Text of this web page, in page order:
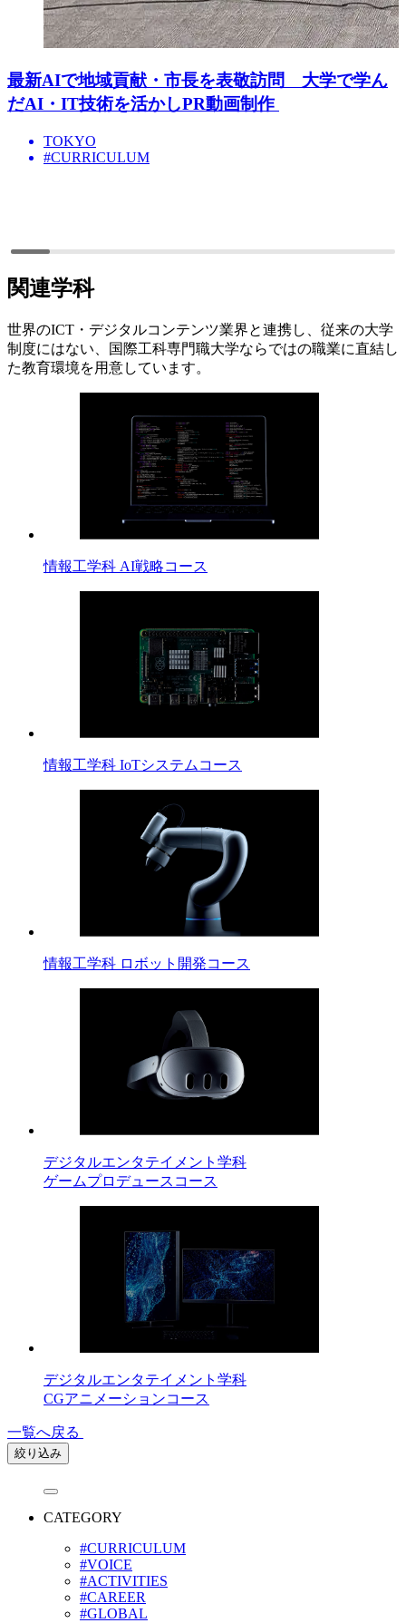
最新AIで地域貢献・市長を表敬訪問 大学で学ん
だAI・IT技術を活かしPR動画制作
TOKYO
#CURRICULUM
関連学科
世界のICT・デジタルコンテンツ業界と連携し、従来の大学
制度にはない、国際工科専門職大学ならではの職業に直結し
た教育環境を用意しています。
情報工学科 AI戦略コース
情報工学科 IoTシステムコース
情報工学科 ロボット開発コース
デジタルエンタテイメント学科
ゲームプロデュースコース
デジタルエンタテイメント学科
CGアニメーションコース
一覧へ戻る
絞り込み
CATEGORY
#CURRICULUM
#VOICE
#ACTIVITIES
#CAREER
#GLOBAL